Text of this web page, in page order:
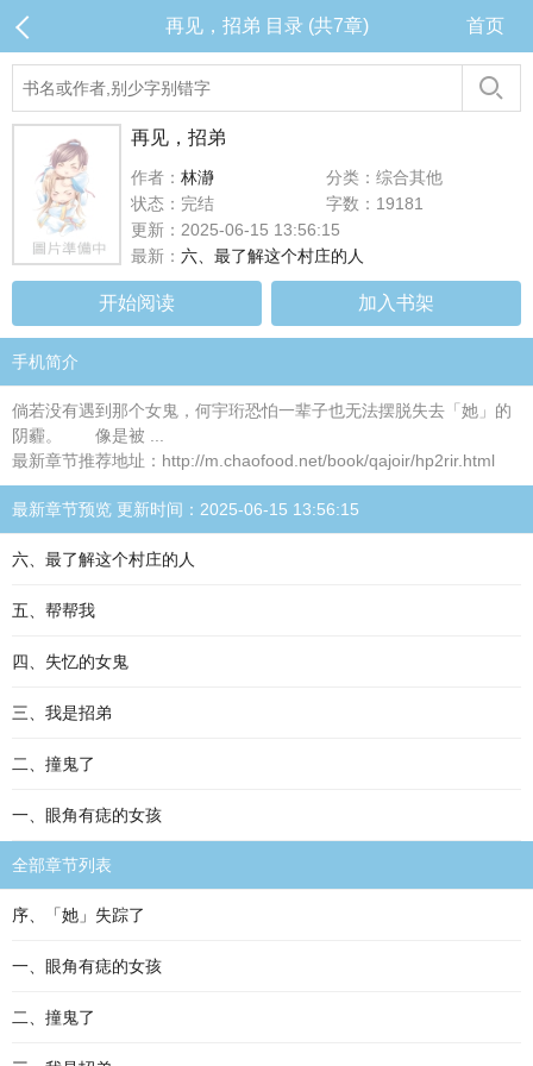
再见，招弟 目录 (共7章) 首页
再见，招弟
作者： 林瀞
分类：综合其他
状态：完结
字数：19181
更新：2025-06-15 13:56:15
最新： 六、最了解这个村庄的人
开始阅读 加入书架
手机简介
倘若没有遇到那个女鬼，何宇珩恐怕一辈子也无法摆脱失去「她」的
阴霾。 像是被 ...
最新章节推荐地址：http://m.chaofood.net/book/qajoir/hp2rir.html
最新章节预览 更新时间：2025-06-15 13:56:15
六、最了解这个村庄的人
五、帮帮我
四、失忆的女鬼
三、我是招弟
二、撞鬼了
一、眼角有痣的女孩
全部章节列表
序、「她」失踪了
一、眼角有痣的女孩
二、撞鬼了